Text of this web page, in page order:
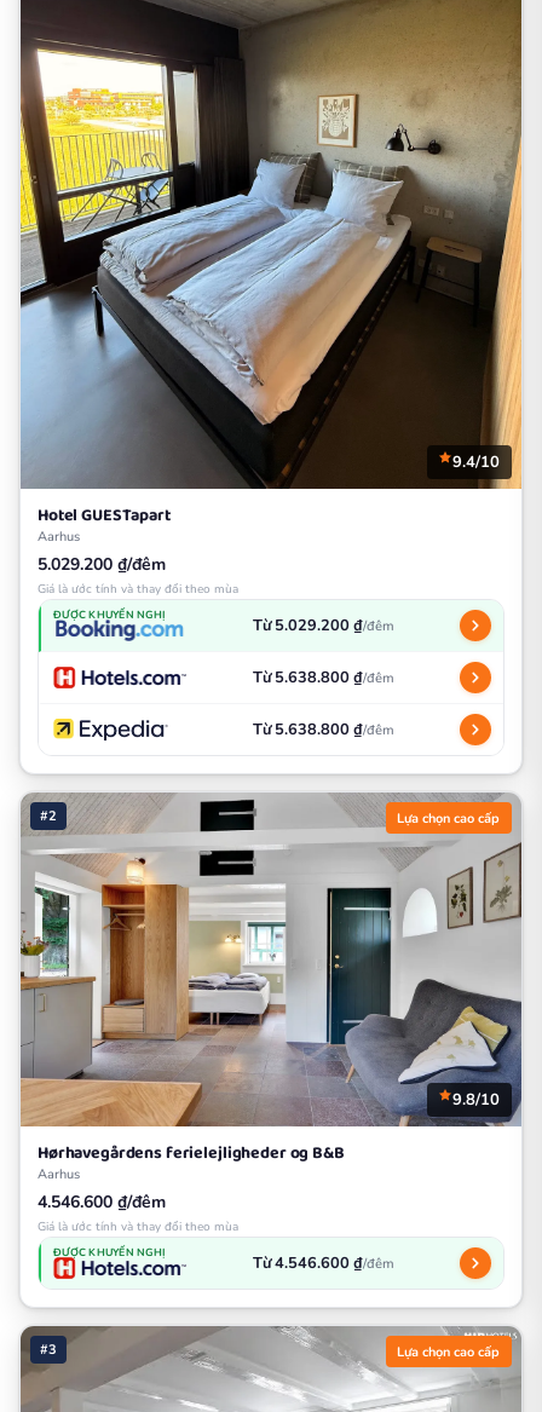
9.4/10
Hotel GUESTapart
Aarhus
5.029.200 ₫/đêm
Giá là ước tính và thay đổi theo mùa
ĐƯỢC KHUYẾN NGHỊ Từ 5.029.200 ₫/đêm
Từ 5.638.800 ₫/đêm
Từ 5.638.800 ₫/đêm
#2 Lựa chọn cao cấp
9.8/10
Hørhavegårdens ferielejligheder og B&B
Aarhus
4.546.600 ₫/đêm
Giá là ước tính và thay đổi theo mùa
ĐƯỢC KHUYẾN NGHỊ Từ 4.546.600 ₫/đêm
#3 Lựa chọn cao cấp